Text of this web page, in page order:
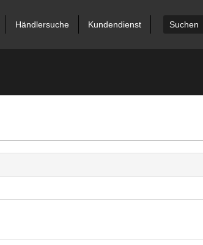
Händlersuche Kundendienst